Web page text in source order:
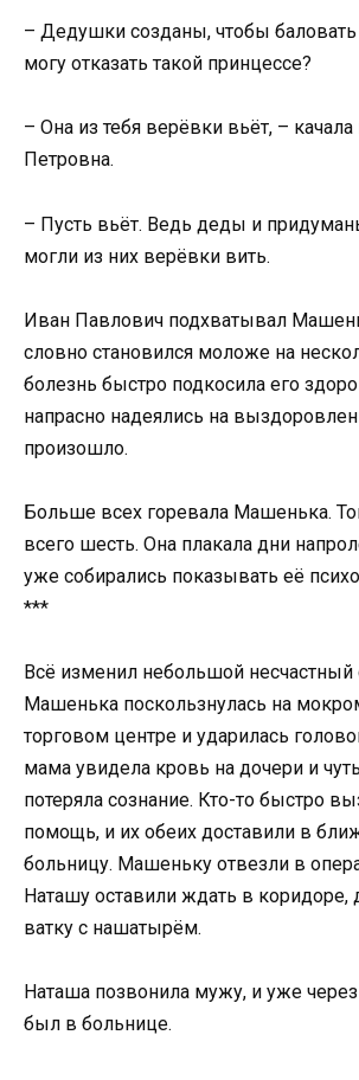
– Дедушки созданы, чтобы баловать
могу отказать такой принцессе?
– Она из тебя верёвки вьёт, –
Петровна.
– Пусть вьёт. Ведь деды и
могли из них верёвки вить.
Иван Павлович подхватывал
словно становился моложе на
болезнь быстро подкосила его
напрасно надеялись на
произошло.
Больше всех горевала Машенька.
всего шесть. Она плакала дни
уже собирались показывать её
***
Всё изменил небольшой несчастный
Машенька поскользнулась на
торговом центре и ударилась
мама увидела кровь на дочери и
потеряла сознание. Кто-то быстро
помощь, и их обеих доставили в
больницу. Машеньку отвезли в
Наташу оставили ждать в коридоре,
ватку с нашатырём.
Наташа позвонила мужу, и уже
был в больнице.